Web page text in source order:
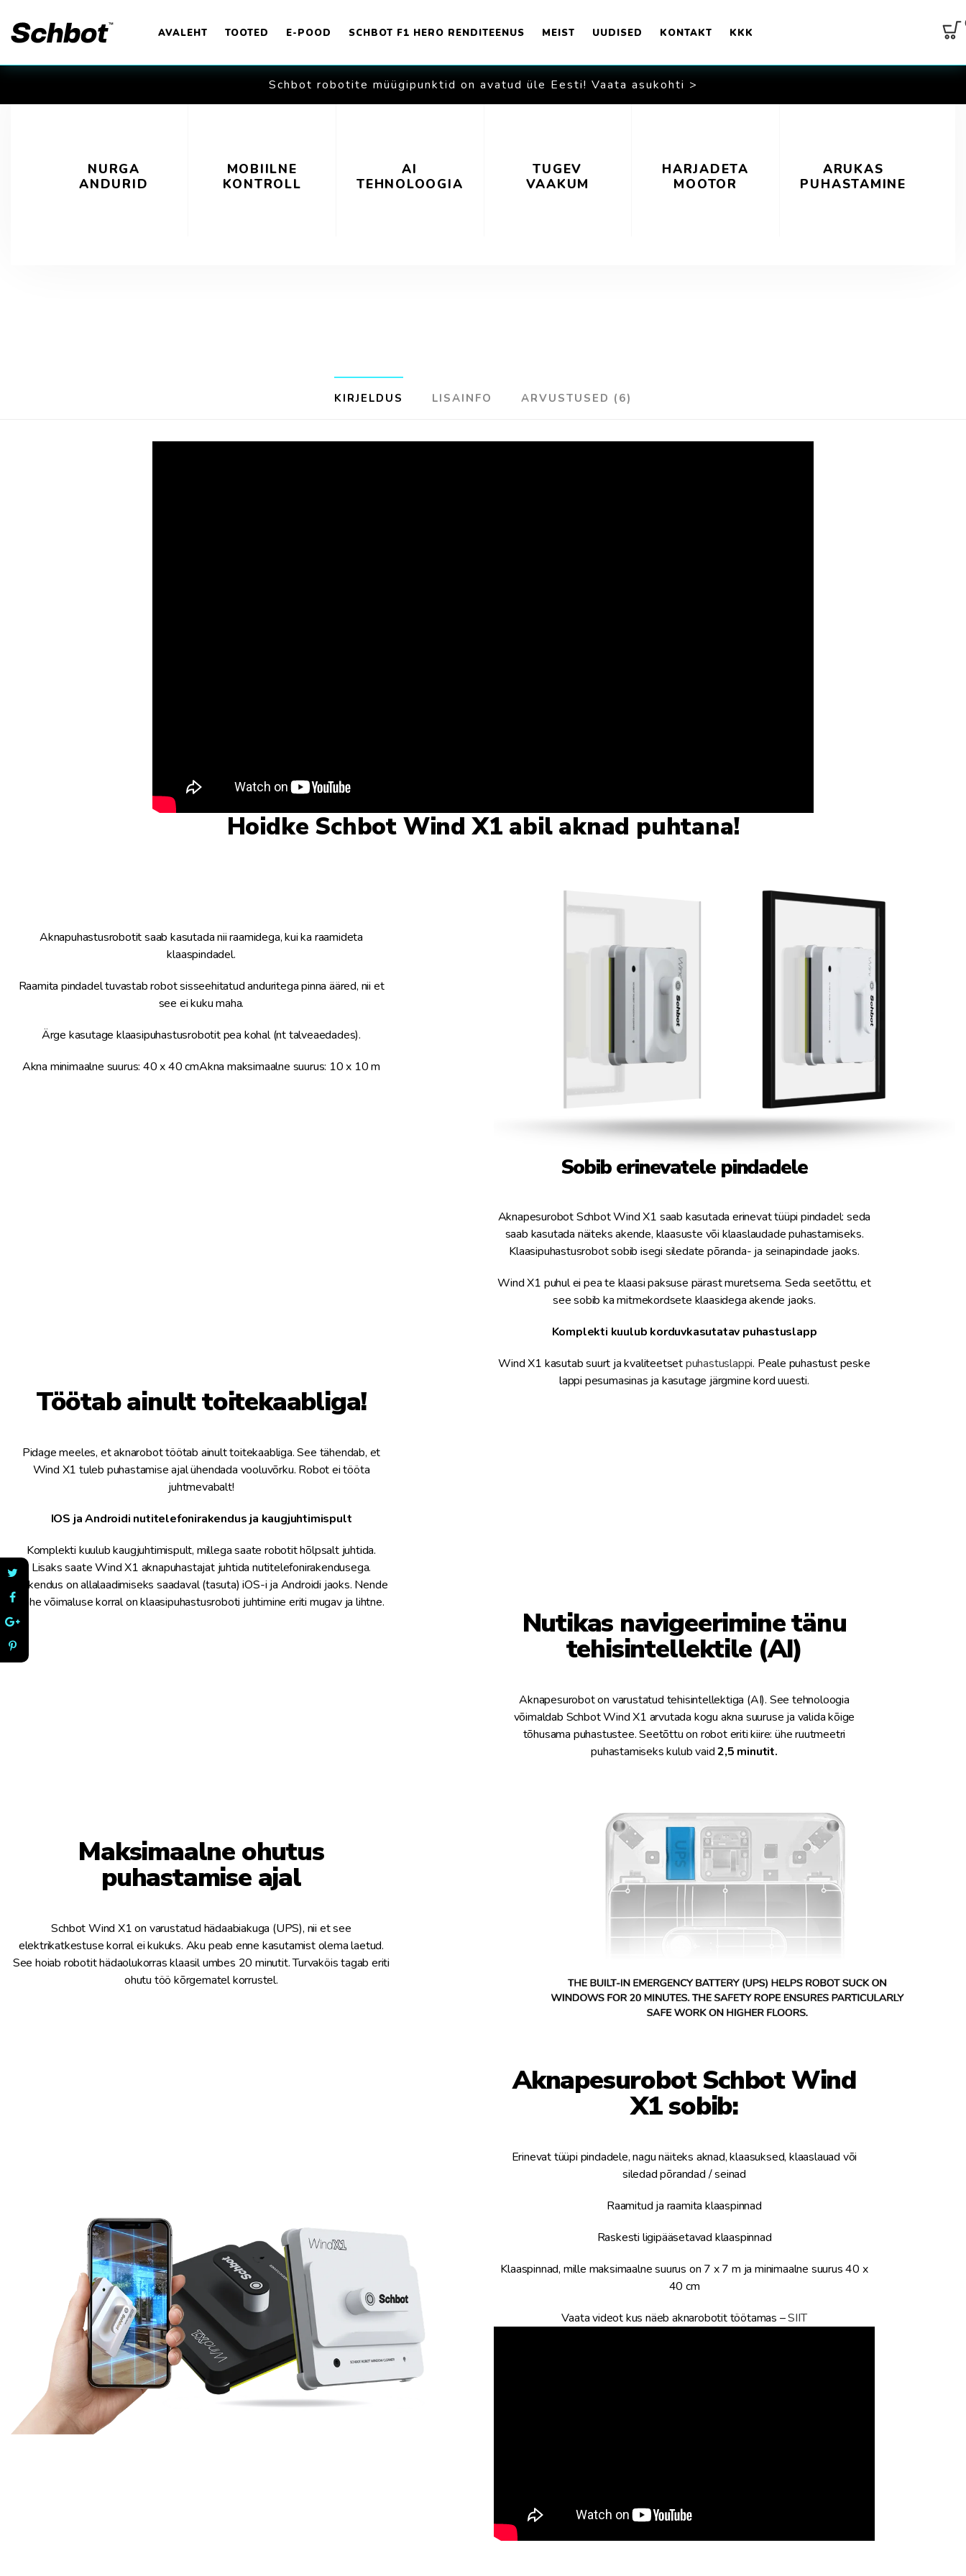
AVALEHT TOOTED E-POOD SCHBOT F1 HERO RENDITEENUS MEIST UUDISED KONTAKT KKK
Schbot robotite müügipunktid on avatud üle Eesti! Vaata asukohti >
NURGA
ANDURID
MOBIILNE
KONTROLL
AI
TEHNOLOOGIA
TUGEV
VAAKUM
HARJADETA
MOOTOR
ARUKAS
PUHASTAMINE
KIRJELDUS LISAINFO ARVUSTUSED (6)
Hoidke Schbot Wind X1 abil aknad puhtana!
Aknapuhastusrobotit saab kasutada nii raamidega, kui ka raamideta
klaaspindadel.
Raamita pindadel tuvastab robot sisseehitatud anduritega pinna ääred, nii et
see ei kuku maha.
Ärge kasutage klaasipuhastusrobotit pea kohal (nt talveaedades).
Akna minimaalne suurus: 40 x 40 cmAkna maksimaalne suurus: 10 x 10 m
Sobib erinevatele pindadele
Aknapesurobot Schbot Wind X1 saab kasutada erinevat tüüpi pindadel: seda
saab kasutada näiteks akende, klaasuste või klaaslaudade puhastamiseks.
Klaasipuhastusrobot sobib isegi siledate põranda- ja seinapindade jaoks.
Wind X1 puhul ei pea te klaasi paksuse pärast muretsema. Seda seetõttu, et
see sobib ka mitmekordsete klaasidega akende jaoks.
Komplekti kuulub korduvkasutatav puhastuslapp
Wind X1 kasutab suurt ja kvaliteetsetpuhastuslappi. Peale puhastust peske
lappi pesumasinas ja kasutage järgmine kord uuesti.
Töötab ainult toitekaabliga!
Pidage meeles, et aknarobot töötab ainult toitekaabliga. See tähendab, et
Wind X1 tuleb puhastamise ajal ühendada vooluvõrku. Robot ei tööta
juhtmevabalt!
IOS ja Androidi nutitelefonirakendus ja kaugjuhtimispult
Komplekti kuulub kaugjuhtimispult, millega saate robotit hõlpsalt juhtida.
Lisaks saate Wind X1 aknapuhastajat juhtida nutitelefonirakendusega.
Rakendus on allalaadimiseks saadaval (tasuta) iOS-i ja Androidi jaoks. Nende
kahe võimaluse korral on klaasipuhastusroboti juhtimine eriti mugav ja lihtne.
Nutikas navigeerimine tänu
tehisintellektile (AI)
Aknapesurobot on varustatud tehisintellektiga (AI). See tehnoloogia
võimaldab Schbot Wind X1 arvutada kogu akna suuruse ja valida kõige
tõhusama puhastustee. Seetõttu on robot eriti kiire: ühe ruutmeetri
puhastamiseks kulub vaid2,5 minutit.
Maksimaalne ohutus
puhastamise ajal
Schbot Wind X1 on varustatud hädaabiakuga (UPS), nii et see
elektrikatkestuse korral ei kukuks. Aku peab enne kasutamist olema laetud.
See hoiab robotit hädaolukorras klaasil umbes 20 minutit. Turvaköis tagab eriti
ohutu töö kõrgematel korrustel.
Aknapesurobot Schbot Wind
X1 sobib:
Erinevat tüüpi pindadele, nagu näiteks aknad, klaasuksed, klaaslauad või
siledad põrandad / seinad
Raamitud ja raamita klaaspinnad
Raskesti ligipääsetavad klaaspinnad
Klaaspinnad, mille maksimaalne suurus on 7 x 7 m ja minimaalne suurus 40 x
40 cm
Vaata videot kus näeb aknarobotit töötamas –SIIT